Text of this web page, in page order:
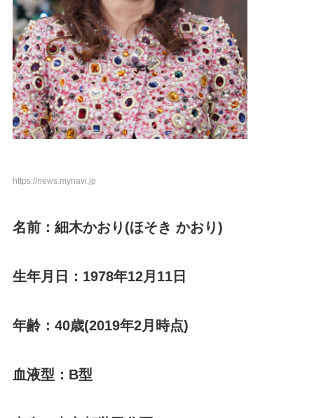
https://news.mynavi.jp
名前：細木かおり(ほそき かおり)
生年月日：1978年12月11日
年齢：40歳(2019年2月時点)
血液型：B型